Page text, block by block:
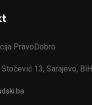
PravoDobro
13, Sarajevo, BiH